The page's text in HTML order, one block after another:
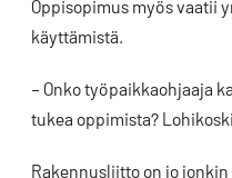
Oppisopimus myös vaatii
käyttämistä.
– Onko työpaikkaohjaaja
tukea oppimista?
Rakennusliitto on jo